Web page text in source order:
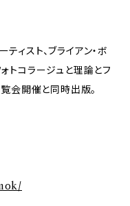
ィスト、ブライアン・ボ
トコラージュと理論とフ
会開催と同時出版。